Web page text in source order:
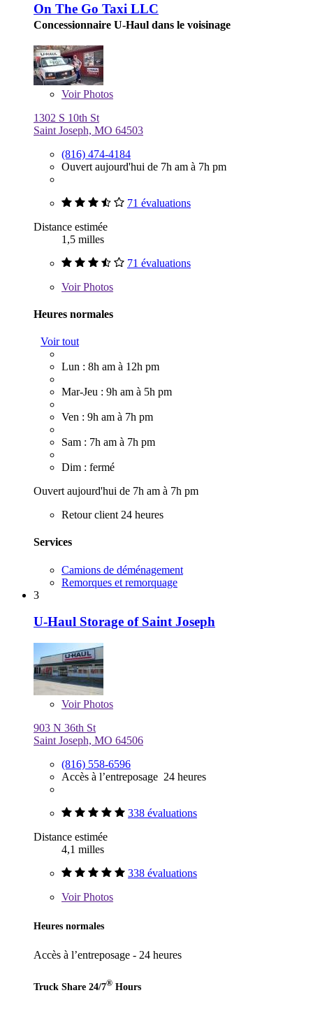
On The Go Taxi LLC
Concessionnaire U-Haul dans le voisinage
VoirPhotos
1302 S 10th St
Saint Joseph, MO 64503
(816) 474-4184
Ouvert aujourd'hui de 7h am à 7h pm
71 évaluations
Distance estimée
1,5 milles
71 évaluations
VoirPhotos
Heures normales
Voir tout
Lun : 8h am à 12h pm
Mar-Jeu : 9h am à 5h pm
Ven : 9h am à 7h pm
Sam : 7h am à 7h pm
Dim : fermé
Ouvert aujourd'hui de 7h am à 7h pm
Retour client 24 heures
Services
Camions de déménagement
Remorques et remorquage
3
U-Haul Storage of Saint Joseph
VoirPhotos
903 N 36th St
Saint Joseph, MO 64506
(816) 558-6596
Accès à l’entreposage 24 heures
338 évaluations
Distance estimée
4,1 milles
338 évaluations
VoirPhotos
Heures normales
Accès à l’entreposage - 24 heures
Truck Share 24/7® Hours